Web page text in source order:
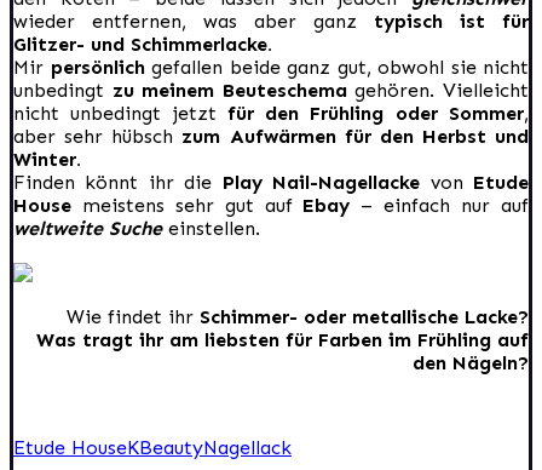
wieder entfernen, was aber ganz typisch ist für
Glitzer- und Schimmerlacke.
Mir persönlichgefallen beide ganz gut, obwohl sie nicht
unbedingt zu meinem Beuteschemagehören. Vielleicht
nicht unbedingt jetzt für den Frühling oder Sommer,
aber sehr hübsch zum Aufwärmen für den Herbst und
Winter.
Finden könnt ihr die Play Nail-Nagellacke von Etude
House meistens sehr gut auf Ebay – einfach nur auf
weltweite Sucheeinstellen.
Wie findet ihr Schimmer- oder metallische Lacke?
Was tragt ihr am liebsten für Farben im Frühling auf
den Nägeln?
Etude HouseKBeautyNagellack